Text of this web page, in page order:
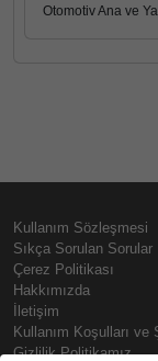
Otomotiv Ana ve
Kullanım Sözleşmesi
Sıkça Sorulan Sorular
Çerez Politikası
Hakkımızda
İletişim
Kullanım Koşulları ve
Gizlilik Politikamız